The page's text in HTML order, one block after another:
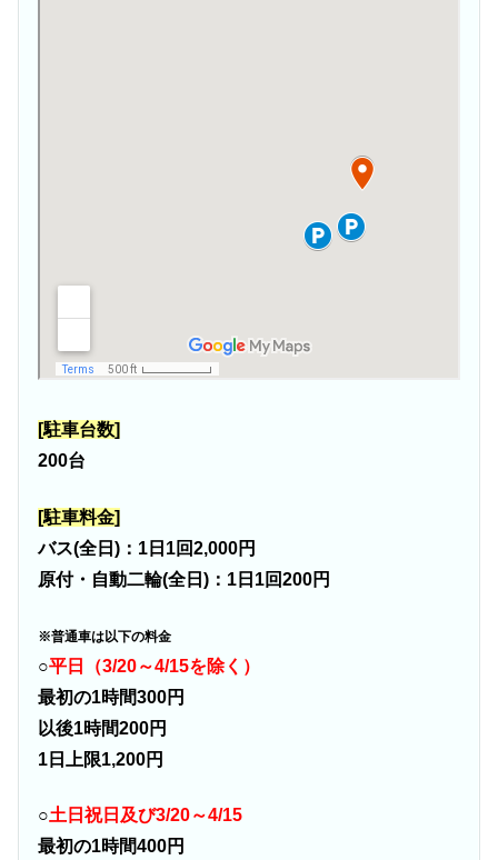
[駐車台数]
200台
[駐車料金]
バス(全日)：1日1回2,000円
原付・自動二輪(全日)：1日1回200円
※普通車は以下の料金
○平日（3/20～4/15を除く）
最初の1時間300円
以後1時間200円
1日上限1,200円
○土日祝日及び3/20～4/15
最初の1時間400円